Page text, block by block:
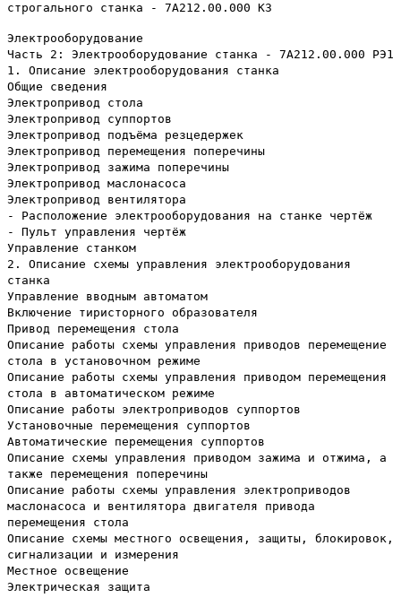
строгального станка - 7А212.00.000 КЗ
Электрооборудование
Часть 2: Электрооборудование станка - 7А212.00.000 РЭ1
1. Описание электрооборудования станка
Общие сведения
Электропривод стола
Электропривод суппортов
Электропривод подъёма резцедержек
Электропривод перемещения поперечины
Электропривод зажима поперечины
Электропривод маслонасоса
Электропривод вентилятора
- Расположение электрооборудования на станке чертёж
- Пульт управления чертёж
Управление станком
2. Описание схемы управления электрооборудования
станка
Управление вводным автоматом
Включение тиристорного образователя
Привод перемещения стола
Описание работы схемы управления приводов перемещение
стола в установочном режиме
Описание работы схемы управления приводом перемещения
стола в автоматическом режиме
Описание работы электроприводов суппортов
Установочные перемещения суппортов
Автоматические перемещения суппортов
Описание схемы управления приводом зажима и отжима, а
также перемещения поперечины
Описание работы схемы управления электроприводов
маслонасоса и вентилятора двигателя привода
перемещения стола
Описание схемы местного освещения, защиты, блокировок,
сигнализации и измерения
Местное освещение
Электрическая защита